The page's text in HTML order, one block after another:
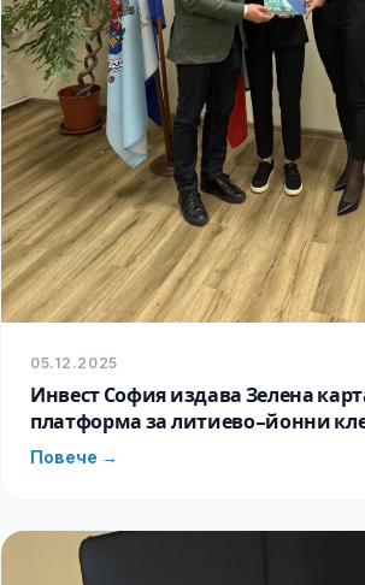
05.12.2025
Инвест София издава Зелена
платформа за литиево-йонни
Повече →